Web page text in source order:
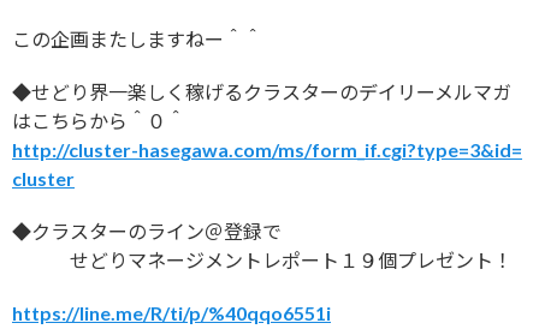
この企画またしますねー＾＾
◆せどり界一楽しく稼げるクラスターのデイリーメルマガ
はこちらから＾０＾
http://cluster-hasegawa.com/ms/form_if.cgi?type=3&id=
cluster
◆クラスターのライン＠登録で
せどりマネージメントレポート１９個プレゼント！
https://line.me/R/ti/p/%40qqo6551i